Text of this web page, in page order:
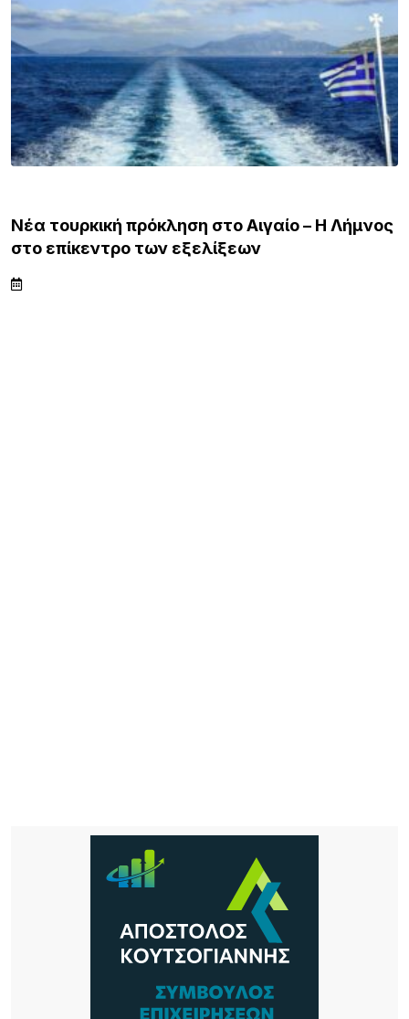
Νέα τουρκική πρόκληση στο Αιγαίο – Η Λήμνος
στο επίκεντρο των εξελίξεων